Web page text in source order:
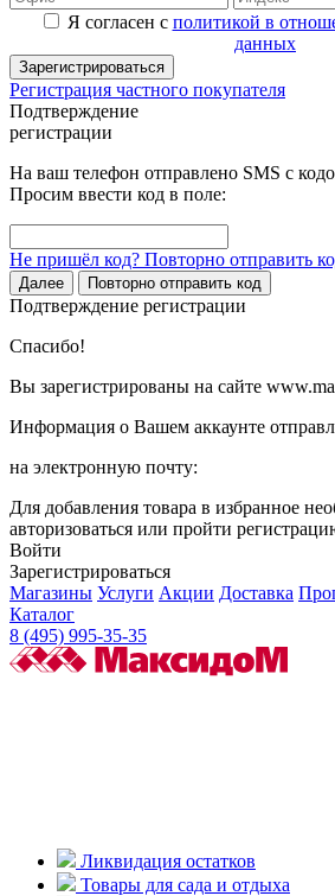
Я согласен с политикой в
данных
Зарегистрироваться
Регистрация частного покупателя
Подтверждение
регистрации
На ваш телефон отправлено SMS с
Просим ввести код в поле:
Не пришёл код? Повторно отправить
Далее Повторно отправить код
Подтверждение регистрации
Спасибо!
Вы зарегистрированы на сайте
Информация о Вашем аккаунте
на электронную почту:
Для добавления товара в избранное
авторизоваться или пройти
Войти
Зарегистрироваться
Магазины Услуги Акции Доставка
Каталог
8 (495) 995-35-35
Ликвидация остатков
Товары для сада и отдыха